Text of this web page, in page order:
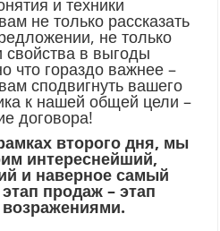
и техники
не только рассказать
не только
свойства в выгоды
что гораздо важнее –
сподвигнуть вашего
к нашей общей цели –
договора!
второго дня, мы
интереснейший,
и наверное самый
продаж – этап